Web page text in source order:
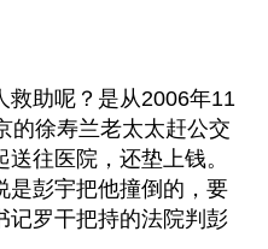
救助呢？是从2006年11
的徐寿兰老太太赶公交
往医院，还垫上钱。
是彭宇把他撞倒的，要
记罗干把持的法院判彭